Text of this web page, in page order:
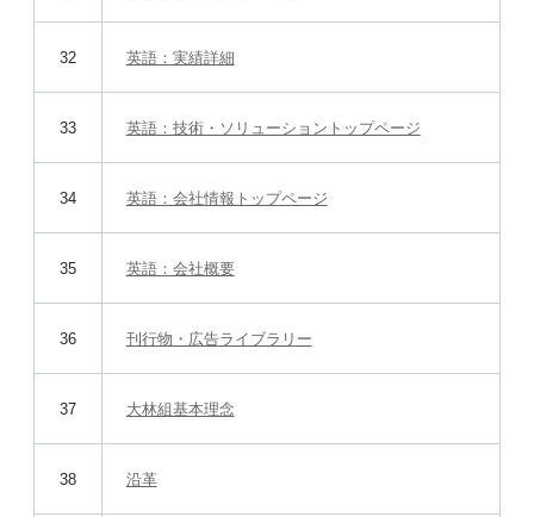
32 英語：実績詳細
33 英語：技術・ソリューショントップページ
34 英語：会社情報トップページ
35 英語：会社概要
36 刊行物・広告ライブラリー
37 大林組基本理念
38 沿革